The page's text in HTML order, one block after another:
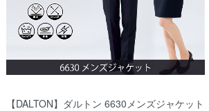
【DALTON】ダルトン 6630メンズジャケット